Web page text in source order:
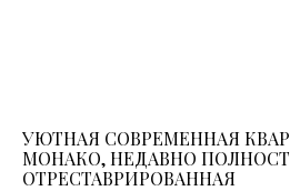
УЮТНАЯ СОВРЕМЕННАЯ
МОНАКО, НЕДАВНО
ОТРЕСТАВРИРОВАННАЯ